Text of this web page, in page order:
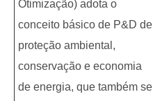
Otimização) adota o
conceito básico de P&D de
proteção ambiental,
conservação e economia
de energia, que também se